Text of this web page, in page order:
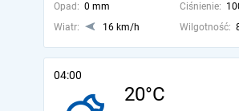
Opad: 0 mm Ciśnienie:
Wiatr:
16 km/h Wilgotność:
04:00
20°C